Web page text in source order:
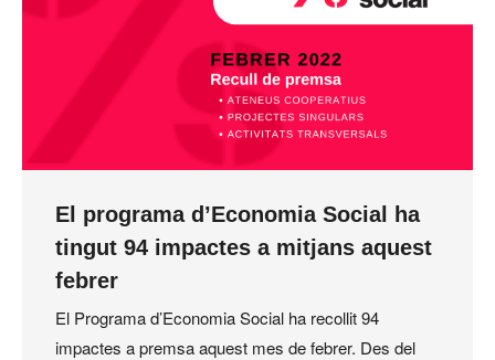
El programa d’Economia Social ha
tingut 94 impactes a mitjans aquest
febrer
El Programa d’Economia Social ha recollit 94
impactes a premsa aquest mes de febrer. Des del